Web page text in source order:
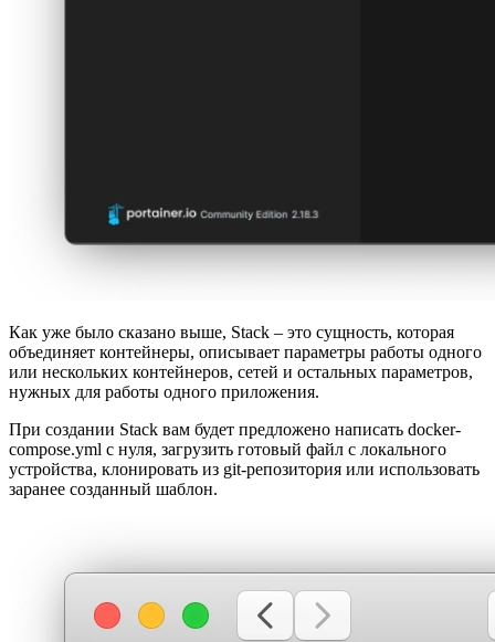
Как уже было сказано выше, Stack – это сущность, которая
объединяет контейнеры, описывает параметры работы одного
или нескольких контейнеров, сетей и остальных параметров,
нужных для работы одного приложения.
При создании Stack вам будет предложено написать docker-
compose.yml с нуля, загрузить готовый файл с локального
устройства, клонировать из git-репозитория или использовать
заранее созданный шаблон.